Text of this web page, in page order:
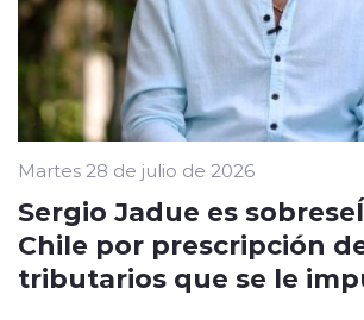
Martes 28 de julio de 2026
Sergio Jadue es
Chile por prescripción
tributarios que se le